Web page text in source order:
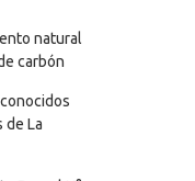
natural
carbón
de La